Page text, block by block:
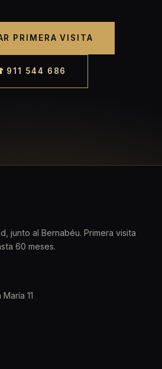
PRIMERA VISITA
911 544 686
junto al Bernabéu. Primera visita
60 meses.
11